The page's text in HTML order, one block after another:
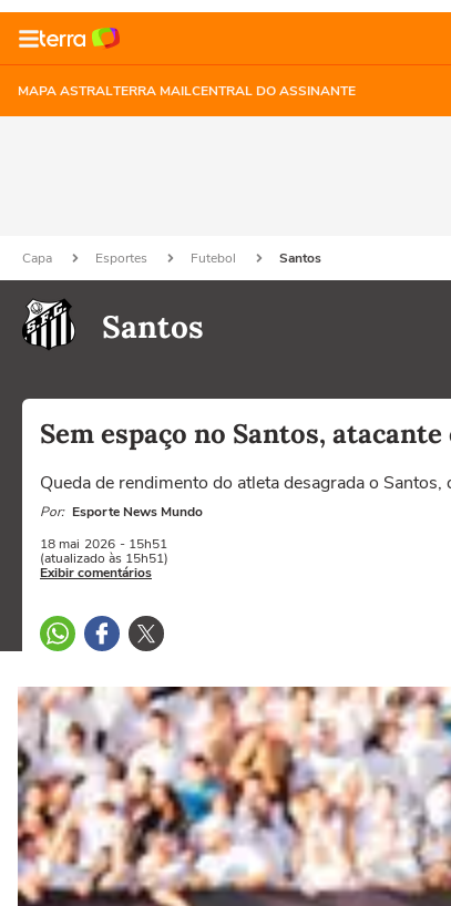
MAPA ASTRALTERRA MAILCENTRAL DO ASSINANTE
Capa Esportes Futebol Santos
Santos
Sem espaço no Santos,
Queda de rendimento do atleta desagrada o
Por: Esporte News Mundo
18 mai 2026 - 15h51
(atualizado às 15h51)
Exibir comentários